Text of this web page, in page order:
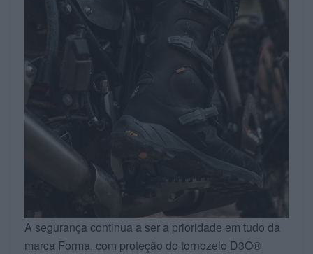
A segurança continua a ser a prioridade em tudo da
marca Forma, com proteção do tornozelo D3O®